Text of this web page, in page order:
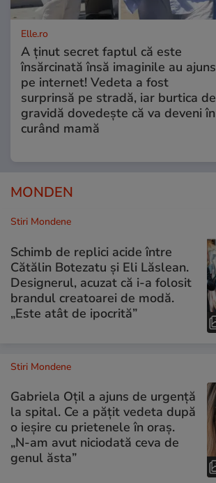
Elle.ro
A ținut secret faptul că este
însărcinată însă imaginile au ajuns
pe internet! Vedeta a fost
surprinsă pe stradă, iar burtica de
gravidă dovedește că va deveni în
curând mamă
MONDEN
Stiri Mondene
Schimb de replici acide între
Cătălin Botezatu și Eli Lăslean.
Designerul, acuzat că i-a folosit
brandul creatoarei de modă.
„Este atât de ipocrită”
Stiri Mondene
Gabriela Oțil a ajuns de urgență
la spital. Ce a pățit vedeta după
o ieșire cu prietenele în oraș.
„N-am avut niciodată ceva de
genul ăsta”